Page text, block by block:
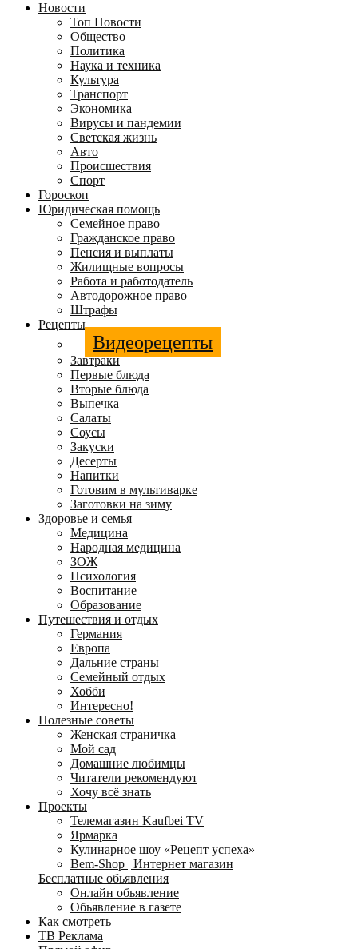
Новости
Топ Новости
Общество
Политика
Наука и техника
Культура
Транспорт
Экономика
Вирусы и пандемии
Светская жизнь
Авто
Происшествия
Спорт
Гороскоп
Юридическая помощь
Семейное право
Гражданское право
Пенсия и выплаты
Жилищные вопросы
Работа и работодатель
Автодорожное право
Штрафы
Рецепты
Видеорецепты
Завтраки
Первые блюда
Вторые блюда
Выпечка
Салаты
Соусы
Закуски
Десерты
Напитки
Готовим в мультиварке
Заготовки на зиму
Здоровье и семья
Медицина
Народная медицина
ЗОЖ
Психология
Воспитание
Образование
Путешествия и отдых
Германия
Европа
Дальние страны
Семейный отдых
Хобби
Интересно!
Полезные советы
Женская страничка
Мой сад
Домашние любимцы
Читатели рекомендуют
Хочу всё знать
Проекты
Телемагазин Kaufbei TV
Ярмарка
Кулинарное шоу «Рецепт успеха»
Bem-Shop | Интернет магазин
Бесплатные обьявления
Онлайн обьявление
Обьявление в газете
Как смотреть
ТВ Реклама